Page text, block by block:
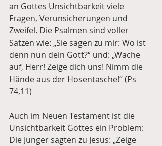
an Gottes Unsichtbarkeit viele
Fragen, Verunsicherungen und
Zweifel. Die Psalmen sind voller
Sätzen wie: „Sie sagen zu mir: Wo ist
denn nun dein Gott?“ und: „Wache
auf, Herr! Zeige dich uns! Nimm die
Hände aus der Hosentasche!“ (Ps
74,11)
Auch im Neuen Testament ist die
Unsichtbarkeit Gottes ein Problem:
Die Jünger sagten zu Jesus: „Zeige